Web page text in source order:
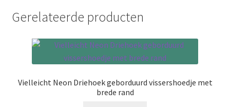
Gerelateerde producten
Vielleicht Neon Driehoek geborduurd vissershoedje met
brede rand